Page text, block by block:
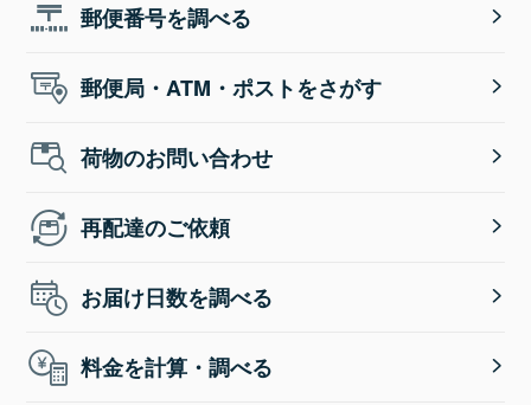
郵便番号を調べる
郵便局・ATM・ポストをさがす
荷物のお問い合わせ
再配達のご依頼
お届け日数を調べる
料金を計算・調べる